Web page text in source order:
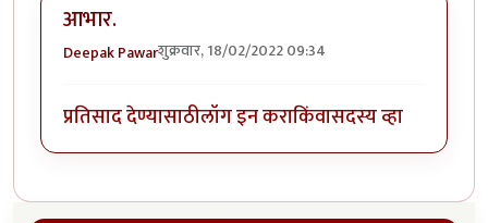
आभार.
Deepak Pawarशुक्रवार, 18/02/2022 09:34
प्रतिसाद देण्यासाठीलॉग इन कराकिंवासदस्य व्हा